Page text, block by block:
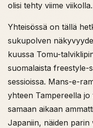
olisi tehty viime viikolla.
Yhteisössä on tällä
sukupolven
kuussa Tomu-
suomalaista freestyle-
sessioissa. Mans-e-
yhteen Tampereella
samaan aikaan
Japaniin, näiden